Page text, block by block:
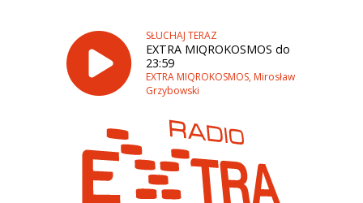
SŁUCHAJ TERAZ
EXTRA MIQROKOSMOS do
23:59
EXTRA MIQROKOSMOS, Mirosław
Grzybowski